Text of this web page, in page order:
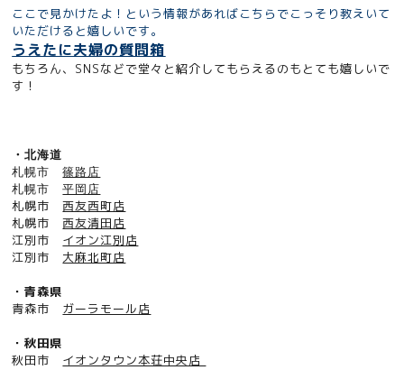
ここで見かけたよ！という情報があればこちらでこっそり教えいて
いただけると嬉しいです。
うえたに夫婦の質問箱
もちろん、SNSなどで堂々と紹介してもらえるのもとても嬉しいで
す！
・北海道
札幌市篠路店
札幌市平岡店
札幌市西友西町店
札幌市西友清田店
江別市 イオン江別店
江別市 大麻北町店
・青森県
青森市 ガーラモール店
・秋田県
秋田市 イオンタウン本荘中央店